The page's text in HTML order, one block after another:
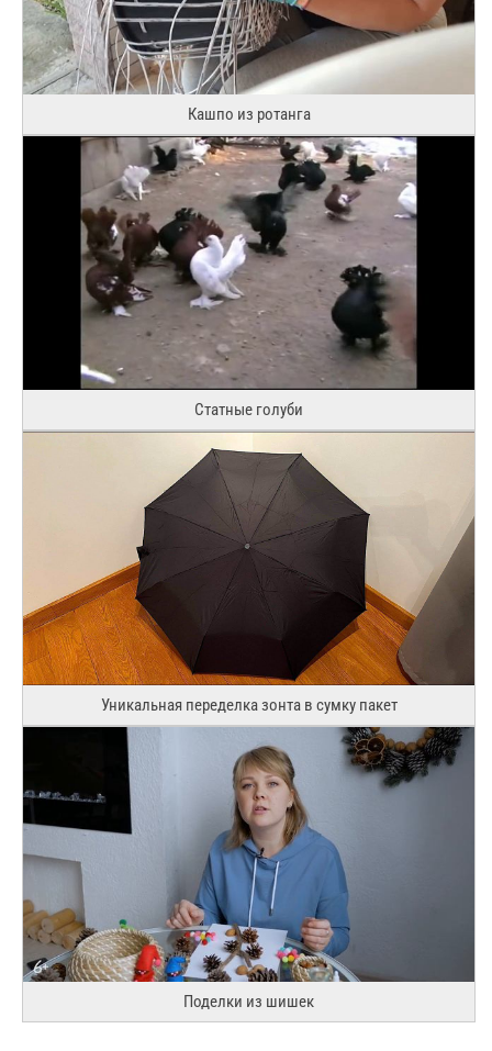
Кашпо из ротанга
Статные голуби
Уникальная переделка зонта в сумку пакет
Поделки из шишек